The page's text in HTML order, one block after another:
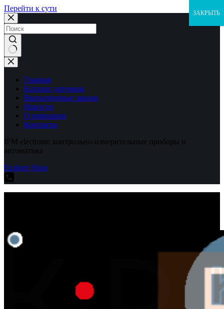
Перейти к сути
Ничего
не
найденоГлавная
Каталог датчиков
Выполненные заказы
Новости
О компании
Контакты
IFM electronic контрольно-измерительные приборы и
автоматика
Explore Shop
ЗАКРЫТЬ